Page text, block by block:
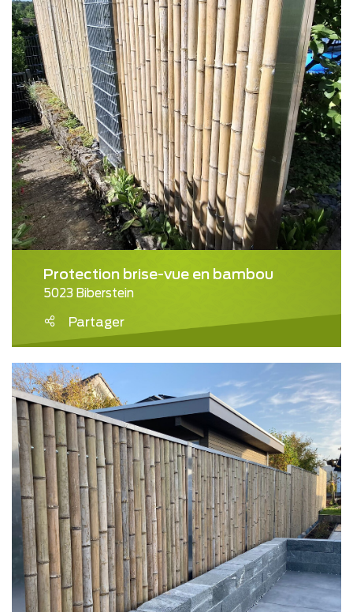
Protection brise-vue en bambou
5023 Biberstein
Partager